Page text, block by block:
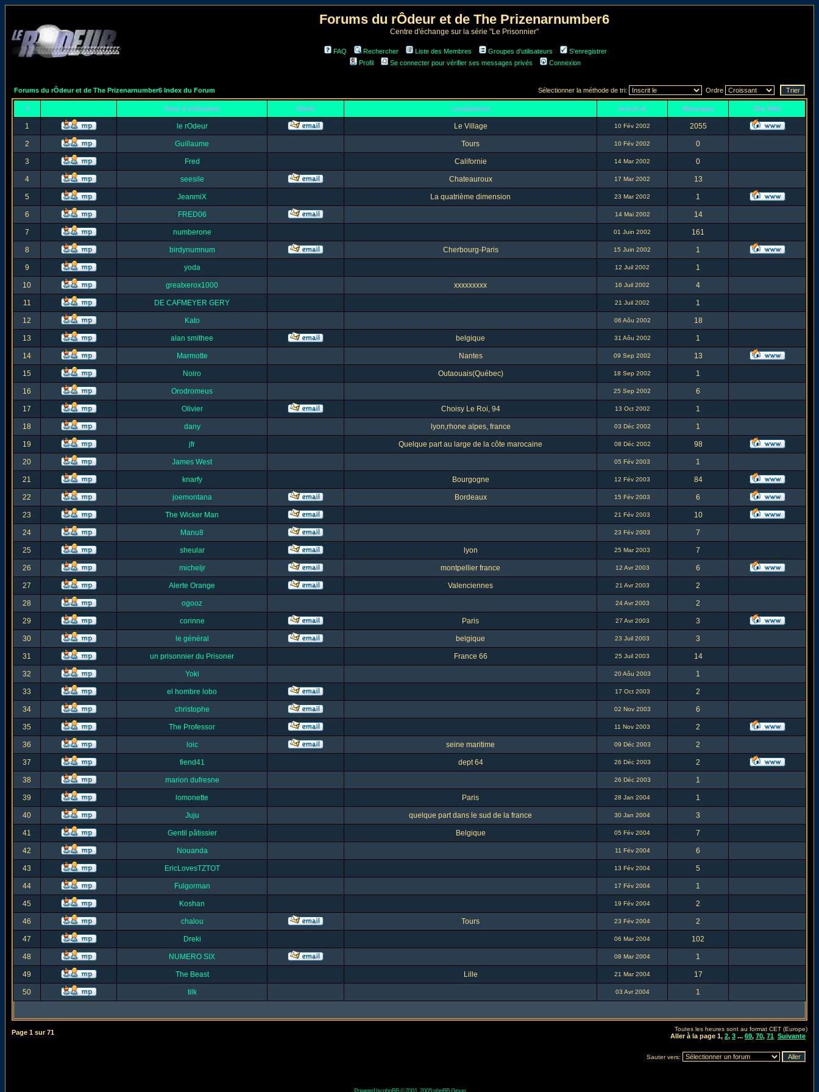
Forums du rÔdeur et de The Prizenarnumber6
Centre d'échange sur la série "Le Prisonnier"
FAQ Rechercher Liste des Membres Groupes d'utilisateurs
S'enregistrer
Profil
Se connecter pour vérifier ses messages privés Connexion
Forums du rÔdeur et de The Prizenarnumber6 Index du Forum Sélectionner la méthode de tri: Ordre
# Nom d'utilisateur Email Localisation Inscrit le Messages Site Web
1 le rOdeur Le Village 10 Fév 2002 2055
2 Guillaume Tours 10 Fév 2002 0
3 Fred Californie 14 Mar 2002 0
4 seesile Chateauroux 17 Mar 2002 13
5 JeanmiX La quatrième dimension 23 Mar 2002 1
6 FRED06 14 Mai 2002 14
7 numberone 01 Juin 2002 161
8 birdynumnum Cherbourg-Paris 15 Juin 2002 1
9 yoda 12 Juil 2002 1
10 greatxerox1000 xxxxxxxxx 16 Juil 2002 4
11 DE CAFMEYER GERY 21 Juil 2002 1
12 Kato 06 Aôu 2002 18
13 alan smithee belgique 31 Aôu 2002 1
14 Marmotte Nantes 09 Sep 2002 13
15 Noiro Outaouais(Québec) 18 Sep 2002 1
16 Orodromeus 25 Sep 2002 6
17 Olivier Choisy Le Roi, 94 13 Oct 2002 1
18 dany lyon,rhone alpes, france 03 Déc 2002 1
19 jfr Quelque part au large de la côte marocaine 08 Déc 2002 98
20 James West 05 Fév 2003 1
21 knarfy Bourgogne 12 Fév 2003 84
22 joemontana Bordeaux 15 Fév 2003 6
23 The Wicker Man 21 Fév 2003 10
24 Manu8 23 Fév 2003 7
25 sheular lyon 25 Mar 2003 7
26 micheljr montpellier france 12 Avr 2003 6
27 Alerte Orange Valenciennes 21 Avr 2003 2
28 ogooz 24 Avr 2003 2
29 corinne Paris 27 Avr 2003 3
30 le général belgique 23 Juil 2003 3
31 un prisonnier du Prisoner France 66 25 Juil 2003 14
32 Yoki 20 Aôu 2003 1
33 el hombre lobo 17 Oct 2003 2
34 christophe 02 Nov 2003 6
35 The Professor 11 Nov 2003 2
36 loic seine maritime 09 Déc 2003 2
37 fiend41 dept 64 26 Déc 2003 2
38 marion dufresne 26 Déc 2003 1
39 lomonette Paris 28 Jan 2004 1
40 Juju quelque part dans le sud de la france 30 Jan 2004 3
41 Gentil pâtissier Belgique 05 Fév 2004 7
42 Nouanda 11 Fév 2004 6
43 EricLovesTZTOT 13 Fév 2004 5
44 Fulgorman 17 Fév 2004 1
45 Koshan 19 Fév 2004 2
46 chalou Tours 23 Fév 2004 2
47 Dreki 06 Mar 2004 102
48 NUMERO SIX 08 Mar 2004 1
49 The Beast Lille 21 Mar 2004 17
50 tilk 03 Avr 2004 1
Page 1 sur71 Toutes les heures sont au format CET (Europe)
Aller à la page 1, 2, 3 ... 69, 70, 71 Suivante
Sauter vers:
Powered byphpBB© 2001, 2005 phpBB Group